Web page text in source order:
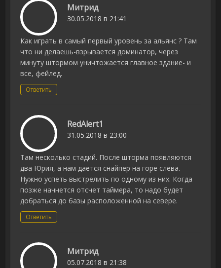
Митрид
30.05.2018 в 21:41
Как играть в самый первый уровень за альянс ? Там
что ни делаешь-взрывается доминатор, через
минуту штормом уничтожается главное здание- и
все, фейлед.
Ответить
RedAlert1
31.05.2018 в 23:00
Там несколько стадий. После шторма появляются
два Юрия, а нам дается снайпер на горе слева.
Нужно успеть выстрелить по одному из них. Когда
позже начнется отсчет таймера, то надо будет
добраться до базы расположенной на севере.
Ответить
Митрид
05.07.2018 в 21:38